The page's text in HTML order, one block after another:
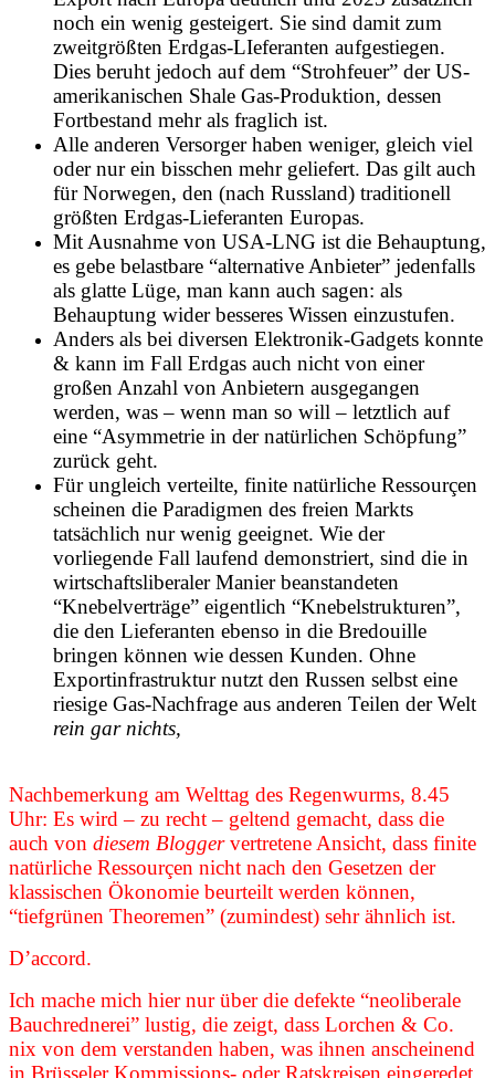
noch ein wenig gesteigert. Sie sind damit zum
zweitgrößten Erdgas-LIeferanten aufgestiegen.
Dies beruht jedoch auf dem “Strohfeuer” der US-
amerikanischen Shale Gas-Produktion, dessen
Fortbestand mehr als fraglich ist.
Alle anderen Versorger haben weniger, gleich viel
oder nur ein bisschen mehr geliefert. Das gilt auch
für Norwegen, den (nach Russland) traditionell
größten Erdgas-Lieferanten Europas.
Mit Ausnahme von USA-LNG ist die Behauptung,
es gebe belastbare “alternative Anbieter” jedenfalls
als glatte Lüge, man kann auch sagen: als
Behauptung wider besseres Wissen einzustufen.
Anders als bei diversen Elektronik-Gadgets konnte
& kann im Fall Erdgas auch nicht von einer
großen Anzahl von Anbietern ausgegangen
werden, was – wenn man so will – letztlich auf
eine “Asymmetrie in der natürlichen Schöpfung”
zurück geht.
Für ungleich verteilte, finite natürliche Ressourçen
scheinen die Paradigmen des freien Markts
tatsächlich nur wenig geeignet. Wie der
vorliegende Fall laufend demonstriert, sind die in
wirtschaftsliberaler Manier beanstandeten
“Knebelverträge” eigentlich “Knebelstrukturen”,
die den Lieferanten ebenso in die Bredouille
bringen können wie dessen Kunden. Ohne
Exportinfrastruktur nutzt den Russen selbst eine
riesige Gas-Nachfrage aus anderen Teilen der Welt
rein gar nichts,
Nachbemerkung am Welttag des Regenwurms, 8.45
Uhr: Es wird – zu recht – geltend gemacht, dass die
auch von diesem Bloggervertretene Ansicht, dass finite
natürliche Ressourçen nicht nach den Gesetzen der
klassischen Ökonomie beurteilt werden können,
“tiefgrünen Theoremen” (zumindest) sehr ähnlich ist.
D’accord.
Ich mache mich hier nur über die defekte “neoliberale
Bauchrednerei” lustig, die zeigt, dass Lorchen & Co.
nix von dem verstanden haben, was ihnen anscheinend
in Brüsseler Kommissions- oder Ratskreisen eingeredet